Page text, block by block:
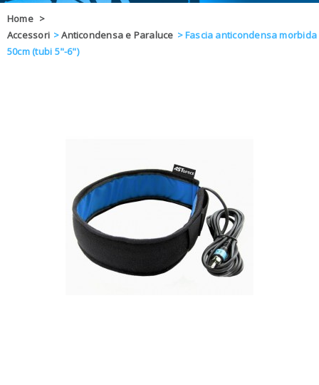
OFFERTE
BLOG
Home >
Accessori >Anticondensa e Paraluce >Fascia anticondensa morbida
50cm (tubi 5"-6")